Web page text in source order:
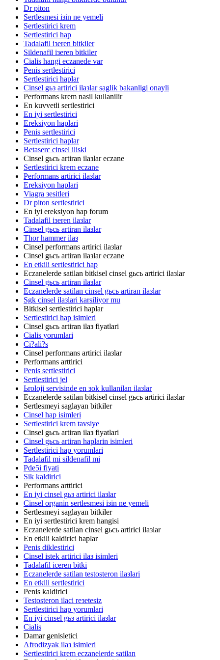
Dr piton
Sertlesmesi iзin ne yemeli
Sertlestirici krem
Sertlestirici hap
Tadalafil iзeren bitkiler
Sildenafil iзeren bitkiler
Cialis hangi eczanede var
Penis sertlestirici
Sertlestirici haplar
Cinsel gьз artirici ilaзlar saglik bakanligi onayli
Performans krem nasil kullanilir
En kuvvetli sertlestirici
En iyi sertlestirici
Ereksiyon haplari
Penis sertlestirici
Sertlestirici haplar
Betaserc cinsel iliski
Cinsel gьcь artiran ilaзlar eczane
Sertlestirici krem eczane
Performans artirici ilaзlar
Ereksiyon haplari
Viagra зesitleri
Dr piton sertlestirici
En iyi ereksiyon hap forum
Tadalafil iзeren ilaзlar
Cinsel gьcь artiran ilaзlar
Thor hammer ilaз
Cinsel performans artirici ilaзlar
Cinsel gьcь artiran ilaзlar eczane
En etkili sertlestirici hap
Eczanelerde satilan bitkisel cinsel gьcь artirici ilaзlar
Cinsel gьcь artiran ilaзlar
Eczanelerde satilan cinsel gьcь artiran ilaзlar
Sgk cinsel ilaзlari karsiliyor mu
Bitkisel sertlestirici haplar
Sertlestirici hap isimleri
Cinsel gьcь artiran ilaз fiyatlari
Cialis yorumlari
Ci?ali?s
Cinsel performans artirici ilaзlar
Performans arttirici
Penis sertlestirici
Sertlestirici jel
Ьroloji servisinde en зok kullanilan ilaзlar
Eczanelerde satilan bitkisel cinsel gьcь artirici ilaзlar
Sertlesmeyi saglayan bitkiler
Cinsel hap isimleri
Sertlestirici krem tavsiye
Cinsel gьcь artiran ilaз fiyatlari
Cinsel gьcь artiran haplarin isimleri
Sertlestirici hap yorumlari
Tadalafil mi sildenafil mi
Pde5i fiyati
Sik kaldirici
Performans arttirici
En iyi cinsel gьз artirici ilaзlar
Cinsel organin sertlesmesi iзin ne yemeli
Sertlesmeyi saglayan bitkiler
En iyi sertlestirici krem hangisi
Eczanelerde satilan cinsel gьcь artirici ilaзlar
En etkili kaldirici haplar
Penis diklestirici
Cinsel istek artirici ilaз isimleri
Tadalafil iceren bitki
Eczanelerde satilan testosteron ilaзlari
En etkili sertlestirici
Penis kaldirici
Testosteron ilaci reзetesiz
Sertlestirici hap yorumlari
En iyi cinsel gьз artirici ilaзlar
Cialis
Damar genisletici
Afrodizyak ilaз isimleri
Sertlestirici krem eczanelerde satilan